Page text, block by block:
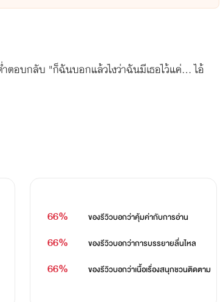
ตอบกลับ "ก็ฉันบอกแล้วไงว่าฉันมีเธอไว้แค่... ไอ้
66% ของรีวิวบอกว่าคุ้มค่ากับการอ่าน
66% ของรีวิวบอกว่าการบรรยายลื่นไหล
66% ของรีวิวบอกว่าเนื้อเรื่องสนุกชวนติดตาม